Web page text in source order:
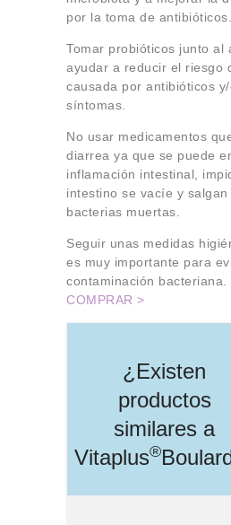
por la toma de antibióticos.
Tomar probióticos junto al
ayudar a reducir el riesgo
causada por antibióticos
síntomas.
No usar medicamentos
diarrea ya que se puede
inflamación intestinal,
intestino se vacíe y
bacterias muertas.
Seguir unas medidas
es muy importante para
contaminación bacteriana.
COMPRAR >
¿Existen
productos
similares a
Vitaplus®